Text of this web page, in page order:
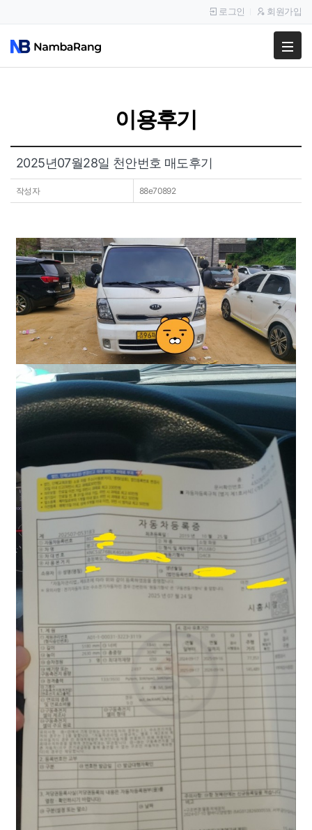
팔고
공지사항
이용후기
로그인 회원가입
이용후기
2025년07월28일 천안번호 매도후기
작성자 88e70892